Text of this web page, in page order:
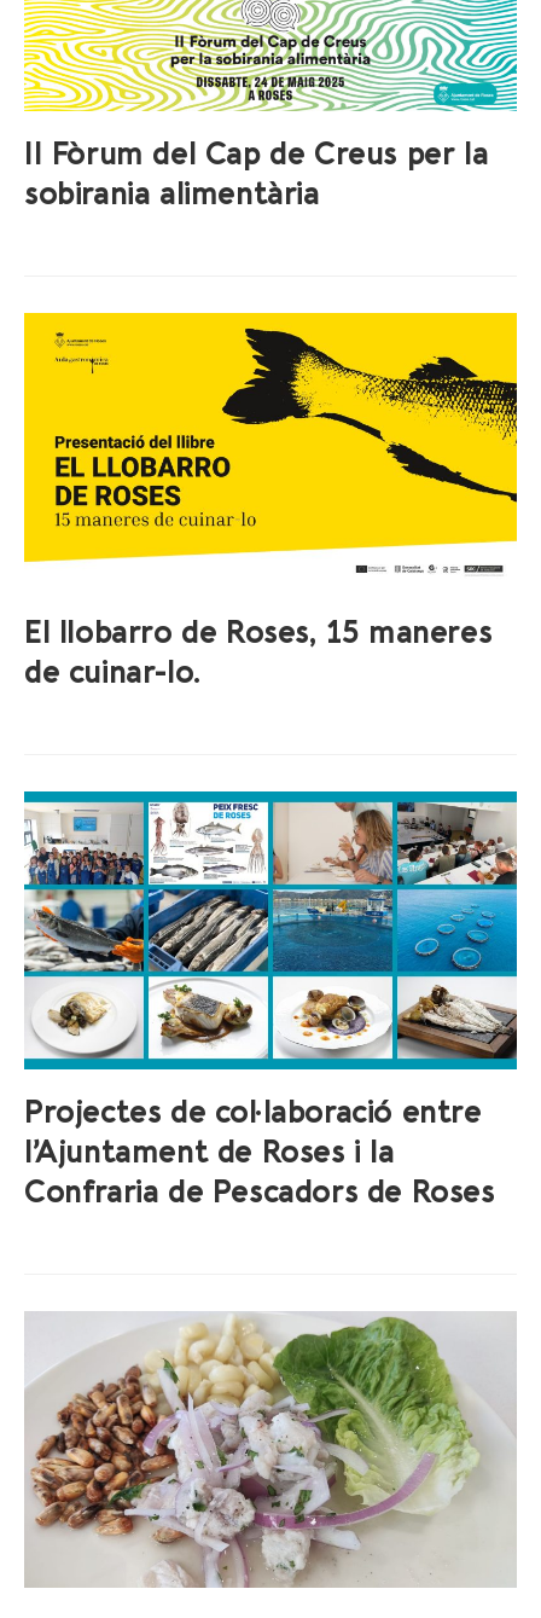
II Fòrum del Cap de Creus per la
sobirania alimentària
El llobarro de Roses, 15 maneres
de cuinar-lo.
Projectes de col·laboració entre
l’Ajuntament de Roses i la
Confraria de Pescadors de Roses